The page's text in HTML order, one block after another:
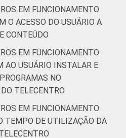
EM FUNCIONAMENTO
O ACESSO DO USUÁRIO A
CONTEÚDO
EM FUNCIONAMENTO
AO USUÁRIO INSTALAR E
NO
TELECENTRO
EM FUNCIONAMENTO
TEMPO DE UTILIZAÇÃO DA